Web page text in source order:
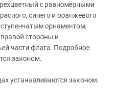
с равномерными
синего и оранжевого
орнаментом,
стороны и
части флага. Подробное
законом.
устанавливаются законом.